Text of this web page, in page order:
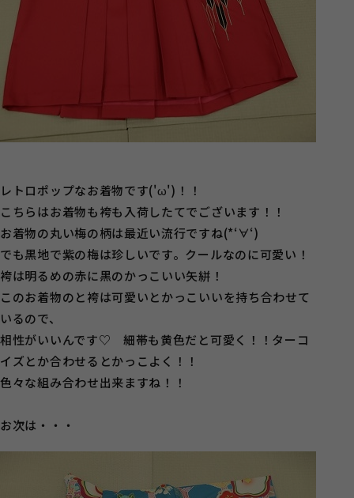
レトロポップなお着物です('ω')！！
こちらはお着物も袴も入荷したてでございます！！
お着物の丸い梅の柄は最近い流行ですね(*‘∀‘)
でも黒地で紫の梅は珍しいです。クールなのに可愛い！
袴は明るめの赤に黒のかっこいい矢絣！
このお着物のと袴は可愛いとかっこいいを持ち合わせて
いるので、
相性がいいんです♡ 細帯も黄色だと可愛く！！ターコ
イズとか合わせるとかっこよく！！
色々な組み合わせ出来ますね！！
お次は・・・